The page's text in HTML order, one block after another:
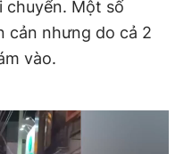
JSC.
chuyển. Một số
cản nhưng do cả 2
vào.